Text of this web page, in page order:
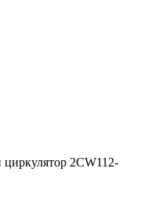
2CW112-